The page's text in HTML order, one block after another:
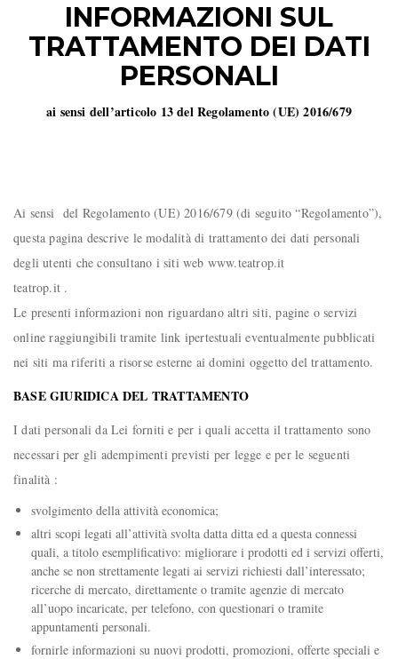
INFORMAZIONI SUL
TRATTAMENTO DEI DATI
PERSONALI
ai sensi dell’articolo 13 del Regolamento (UE) 2016/679
Ai sensi del Regolamento (UE) 2016/679 (di seguito “Regolamento”),
questa pagina descrive le modalità di trattamento dei dati personali
degli utenti che consultano i siti web www.teatrop.it
teatrop.it .
Le presenti informazioni non riguardano altri siti, pagine o servizi
online raggiungibili tramite link ipertestuali eventualmente pubblicati
nei siti ma riferiti a risorse esterne ai domini oggetto del trattamento.
BASE GIURIDICA DEL TRATTAMENTO
I dati personali da Lei forniti e per i quali accetta il trattamento sono
necessari per gli adempimenti previsti per legge e per le seguenti
finalità :
svolgimento della attività economica;
altri scopi legati all’attività svolta datta ditta ed a questa connessi
quali, a titolo esemplificativo: migliorare i prodotti ed i servizi offerti,
anche se non strettamente legati ai servizi richiesti dall’interessato;
ricerche di mercato, direttamente o tramite agenzie di mercato
all’uopo incaricate, per telefono, con questionari o tramite
appuntamenti personali.
fornirle informazioni su nuovi prodotti, promozioni, offerte speciali e